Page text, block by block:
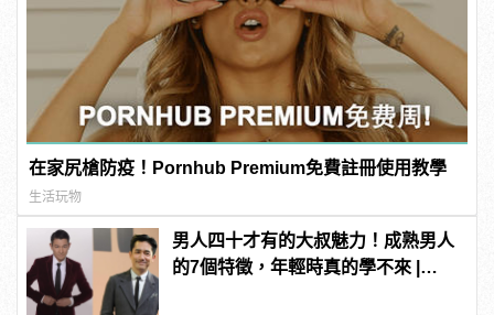
在家尻槍防疫！Pornhub Premium免費註冊使用教學
生活玩物
男人四十才有的大叔魅力！成熟男人
的7個特徵，年輕時真的學不來 |